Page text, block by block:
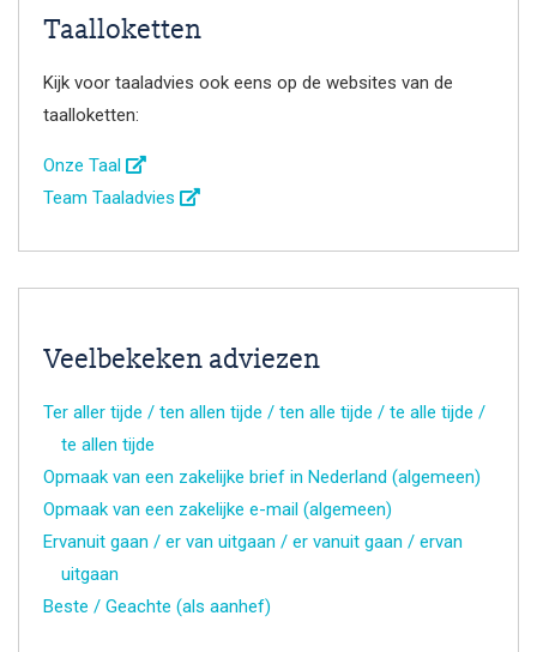
Taalloketten
Kijk voor taaladvies ook eens op de websites van de
taalloketten:
Onze Taal
Team Taaladvies
Veelbekeken adviezen
Ter aller tijde / ten allen tijde / ten alle tijde / te alle tijde /
te allen tijde
Opmaak van een zakelijke brief in Nederland (algemeen)
Opmaak van een zakelijke e-mail (algemeen)
Ervanuit gaan / er van uitgaan / er vanuit gaan / ervan
uitgaan
Beste / Geachte (als aanhef)